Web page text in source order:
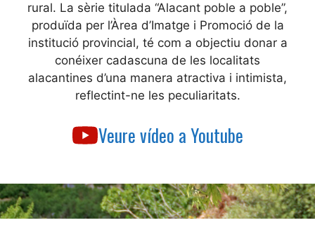
rural. La sèrie titulada “Alacant poble a poble”,
produïda per l’Àrea d’Imatge i Promoció de la
institució provincial, té com a objectiu donar a
conéixer cadascuna de les localitats
alacantines d’una manera atractiva i intimista,
reflectint-ne les peculiaritats.
Veure vídeo a Youtube